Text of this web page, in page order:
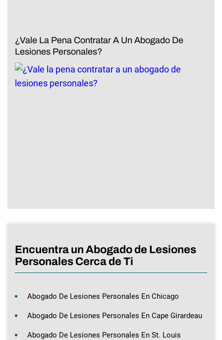
¿Vale La Pena Contratar A Un Abogado De
Lesiones Personales?
Encuentra un Abogado de Lesiones
Personales Cerca de Ti
Abogado De Lesiones Personales En Chicago
Abogado De Lesiones Personales En Cape Girardeau
Abogado De Lesiones Personales En St. Louis